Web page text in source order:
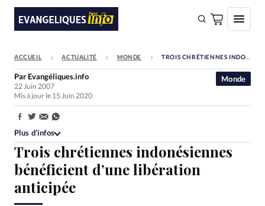
FAIRE UN DON
Faire un don
Société
Monde
Bible
Toute l'actualité
ACCUEIL ACTUALITÉ MONDE TROIS CHRÉTIENNES INDONÉSIENNES BÉNÉFICIENT D’UNE LIBÉRATION ANTICIPÉE
Trois chrétiennes indonésiennes
bénéficient d’une libération
anticipée
Monde
Par Evangéliques.info
22 Juin 2007
Mis à jour le 15 Juin 2020
Partager:
Plus d’infos